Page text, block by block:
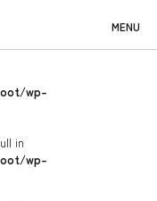
MENU
wp-
in
wp-